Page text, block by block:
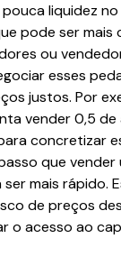
liquidez
pode ser mais
ou
esses
justos. Por
vender 0,5
concretizar
que vender
mais rápido.
de preços
o acesso ao